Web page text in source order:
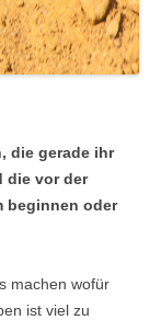
die gerade ihr
die vor der
beginnen oder
machen wofür
ist viel zu